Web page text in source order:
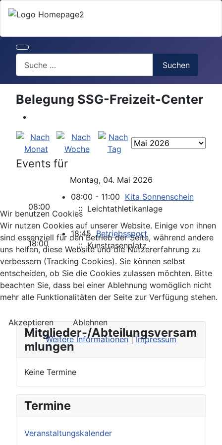
Suchen
Mitglieder-/Abteilungsversam
mlungen
Keine Termine
Termine
Veranstaltungskalender
Belegung SSG-Freizeit-Center
Events für
Montag, 04. Mai 2026
08:00
08:00 - 11:00 Kita Sonnenschein
:: Leichtathletikanlage
18:00
18:45Betriebssport
:: Kunstrasenplatz
Wir benutzen Cookies
Wir nutzen Cookies auf unserer Website. Einige von ihnen
sind essenziell für den Betrieb der Seite, während andere
uns helfen, diese Website und die Nutzererfahrung zu
verbessern (Tracking Cookies). Sie können selbst
entscheiden, ob Sie die Cookies zulassen möchten. Bitte
beachten Sie, dass bei einer Ablehnung womöglich nicht
mehr alle Funktionalitäten der Seite zur Verfügung stehen.
Akzeptieren
Ablehnen
Weitere Informationen|Impressum